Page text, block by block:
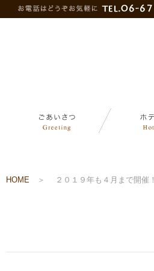
HOME ＞ ２０１９年も４月まで開催！